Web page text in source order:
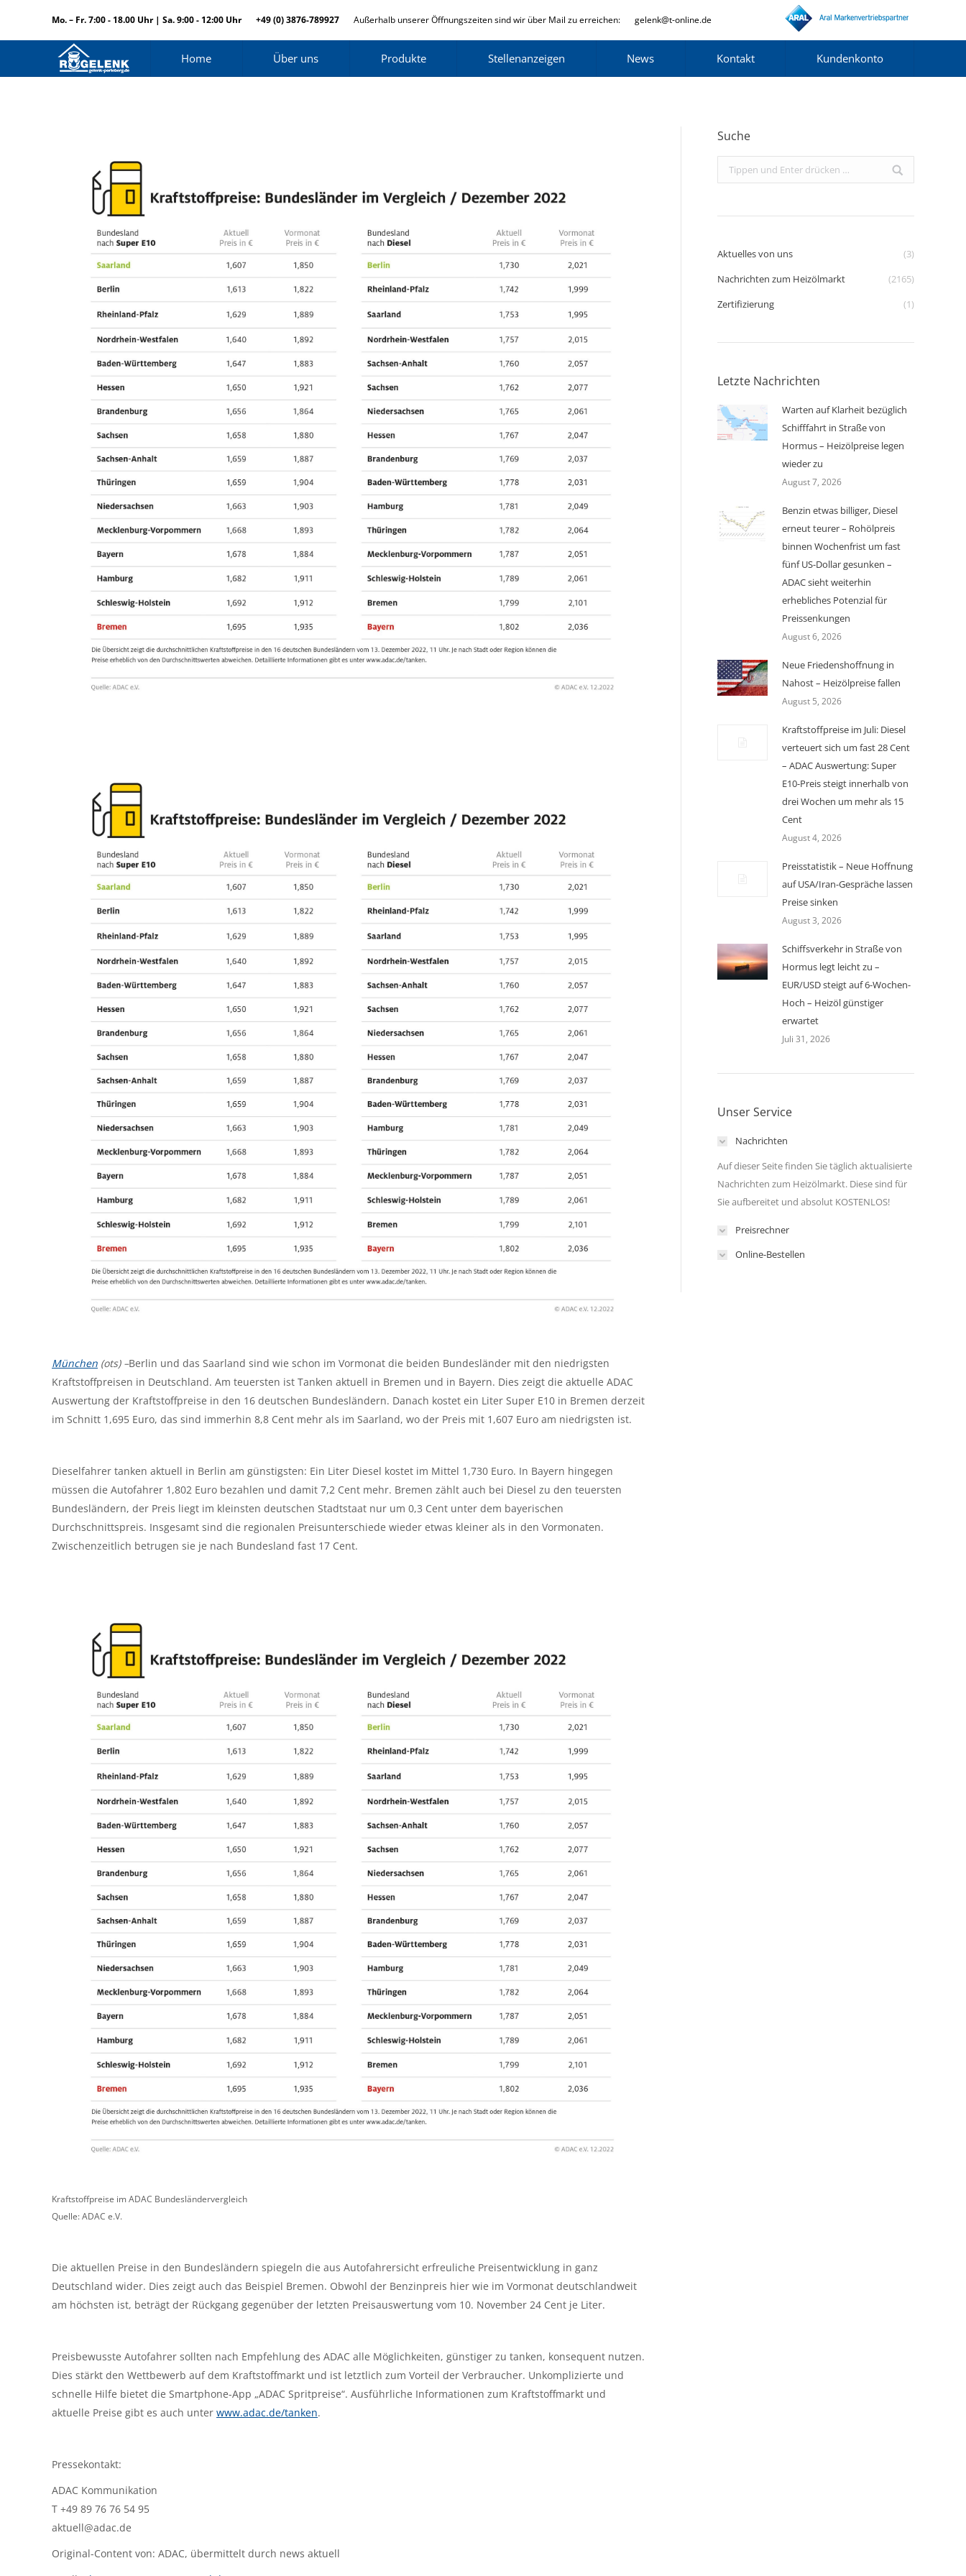
Mo. – Fr. 7:00 - 18.00 Uhr | Sa. 9:00 - 12:00 Uhr +49 (0) 3876-789927 Außerhalb unserer Öffnungszeiten sind wir über Mail zu erreichen: gelenk@t-online.de
Home Über uns Produkte Stellenanzeigen News Kontakt Kundenkonto
München (ots) –Berlin und das Saarland sind wie schon im Vormonat die beiden Bundesländer mit den niedrigsten
Kraftstoffpreisen in Deutschland. Am teuersten ist Tanken aktuell in Bremen und in Bayern. Dies zeigt die aktuelle ADAC
Auswertung der Kraftstoffpreise in den 16 deutschen Bundesländern. Danach kostet ein Liter Super E10 in Bremen derzeit
im Schnitt 1,695 Euro, das sind immerhin 8,8 Cent mehr als im Saarland, wo der Preis mit 1,607 Euro am niedrigsten ist.
Dieselfahrer tanken aktuell in Berlin am günstigsten: Ein Liter Diesel kostet im Mittel 1,730 Euro. In Bayern hingegen
müssen die Autofahrer 1,802 Euro bezahlen und damit 7,2 Cent mehr. Bremen zählt auch bei Diesel zu den teuersten
Bundesländern, der Preis liegt im kleinsten deutschen Stadtstaat nur um 0,3 Cent unter dem bayerischen
Durchschnittspreis. Insgesamt sind die regionalen Preisunterschiede wieder etwas kleiner als in den Vormonaten.
Zwischenzeitlich betrugen sie je nach Bundesland fast 17 Cent.
Kraftstoffpreise im ADAC Bundesländervergleich
Quelle: ADAC e.V.
Die aktuellen Preise in den Bundesländern spiegeln die aus Autofahrersicht erfreuliche Preisentwicklung in ganz
Deutschland wider. Dies zeigt auch das Beispiel Bremen. Obwohl der Benzinpreis hier wie im Vormonat deutschlandweit
am höchsten ist, beträgt der Rückgang gegenüber der letzten Preisauswertung vom 10. November 24 Cent je Liter.
Preisbewusste Autofahrer sollten nach Empfehlung des ADAC alle Möglichkeiten, günstiger zu tanken, konsequent nutzen.
Dies stärkt den Wettbewerb auf dem Kraftstoffmarkt und ist letztlich zum Vorteil der Verbraucher. Unkomplizierte und
schnelle Hilfe bietet die Smartphone-App „ADAC Spritpreise“. Ausführliche Informationen zum Kraftstoffmarkt und
aktuelle Preise gibt es auch unter www.adac.de/tanken.
Pressekontakt:
ADAC Kommunikation
T +49 89 76 76 54 95
aktuell@adac.de
Original-Content von: ADAC, übermittelt durch news aktuell
Suche
Search:
Aktuelles von uns
(3)
Nachrichten zum Heizölmarkt
(2165)
Zertifizierung
(1)
Letzte Nachrichten
Warten auf Klarheit bezüglich
Schifffahrt in Straße von
Hormus – Heizölpreise legen
wieder zu
August 7, 2026
Benzin etwas billiger, Diesel
erneut teurer – Rohölpreis
binnen Wochenfrist um fast
fünf US-Dollar gesunken –
ADAC sieht weiterhin
erhebliches Potenzial für
Preissenkungen
August 6, 2026
Neue Friedenshoffnung in
Nahost – Heizölpreise fallen
August 5, 2026
Kraftstoffpreise im Juli: Diesel
verteuert sich um fast 28 Cent
– ADAC Auswertung: Super
E10-Preis steigt innerhalb von
drei Wochen um mehr als 15
Cent
August 4, 2026
Preisstatistik – Neue Hoffnung
auf USA/Iran-Gespräche lassen
Preise sinken
August 3, 2026
Schiffsverkehr in Straße von
Hormus legt leicht zu –
EUR/USD steigt auf 6-Wochen-
Hoch – Heizöl günstiger
erwartet
Juli 31, 2026
Unser Service
Nachrichten
Auf dieser Seite finden Sie täglich aktualisierte
Nachrichten zum Heizölmarkt. Diese sind für
Sie aufbereitet und absolut KOSTENLOS!
Preisrechner
Online-Bestellen